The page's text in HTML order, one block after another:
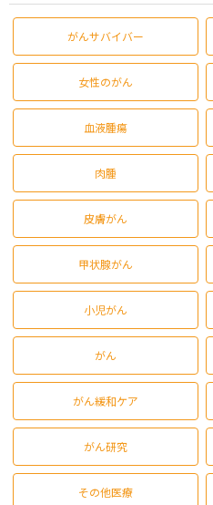
がんサバイバー
女性のがん
血液腫瘍
肉腫
皮膚がん
甲状腺がん
小児がん
がん
がん緩和ケア
がん研究
その他医療